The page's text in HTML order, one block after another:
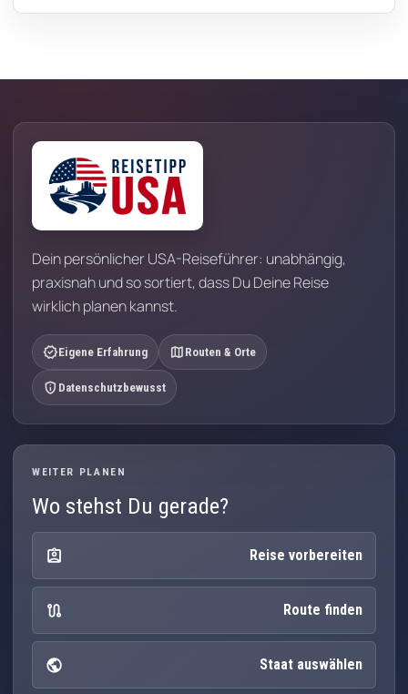
Dein persönlicher USA-Reiseführer: unabhängig,
praxisnah und so sortiert, dass Du Deine Reise
wirklich planen kannst.
verifiedEigene Erfahrung map Routen & Orte
privacy_tip Datenschutzbewusst
WEITER PLANEN
Wo stehst Du gerade?
assignment_ind Reise vorbereiten
route Route finden
public Staat auswählen